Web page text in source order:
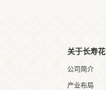
关于长寿花
公司简介
产业布局